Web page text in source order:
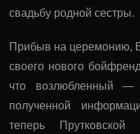
свадьбу родной сестры.
Прибыв на церемонию,
своего нового
что возлюбленный —
полученной
теперь